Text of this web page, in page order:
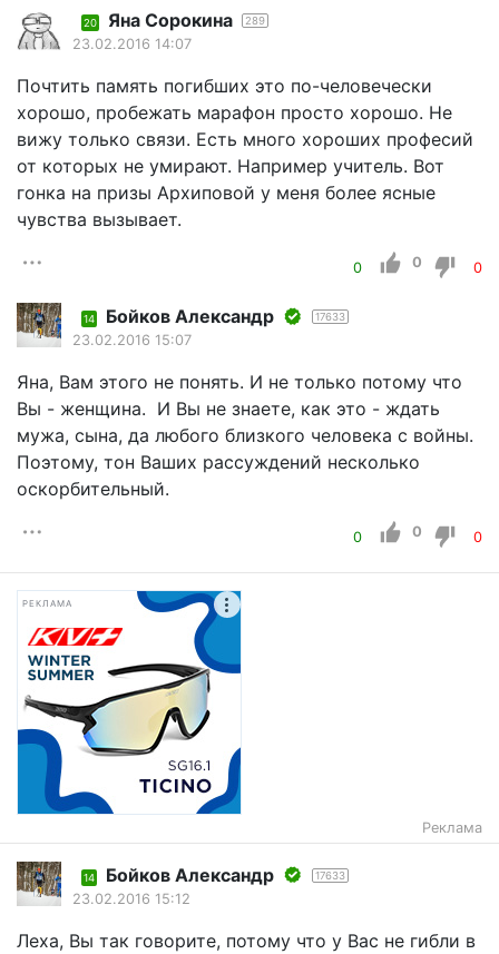
20 Яна Сорокина 289
23.02.2016 14:07
Почтить память погибших это по-человечески
хорошо, пробежать марафон просто хорошо. Не
вижу только связи. Есть много хороших професий
от которых не умирают. Например учитель. Вот
гонка на призы Архиповой у меня более ясные
чувства вызывает.
0 0 0
14 Бойков Александр 17633
23.02.2016 15:07
Яна, Вам этого не понять. И не только потому что
Вы - женщина. И Вы не знаете, как это - ждать
мужа, сына, да любого близкого человека с войны.
Поэтому, тон Ваших рассуждений несколько
оскорбительный.
0 0 0
РЕКЛАМА
Реклама
14 Бойков Александр 17633
23.02.2016 15:12
Леха, Вы так говорите, потому что у Вас не гибли в